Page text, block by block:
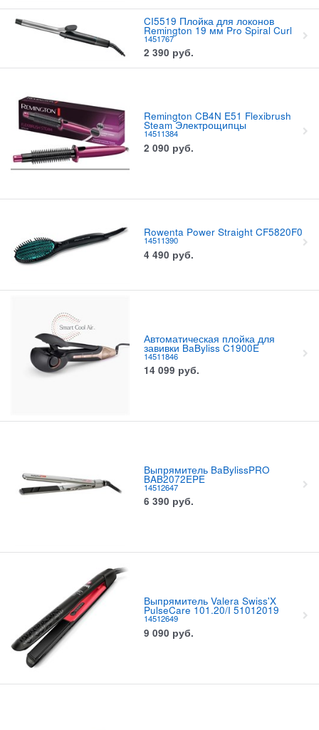
CI5519 Плойка для локонов
Remington 19 мм Pro Spiral Curl
1451767
2 390 руб.
Remington CB4N E51 Flexibrush
Steam Электрощипцы
14511384
2 090 руб.
Rowenta Power Straight CF5820F0
14511390
4 490 руб.
Автоматическая плойка для
завивки BaByliss C1900E
14511846
14 099 руб.
Выпрямитель BaBylissPRO
BAB2072EPE
14512647
6 390 руб.
Выпрямитель Valera Swiss'X
PulseCare 101.20/I 51012019
14512649
9 090 руб.